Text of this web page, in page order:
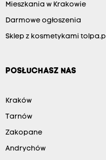
Mieszkania w Krakowie
Darmowe ogłoszenia
Sklep z kosmetykami tolpa.pl
POSŁUCHASZ NAS
Kraków
Tarnów
Zakopane
Andrychów